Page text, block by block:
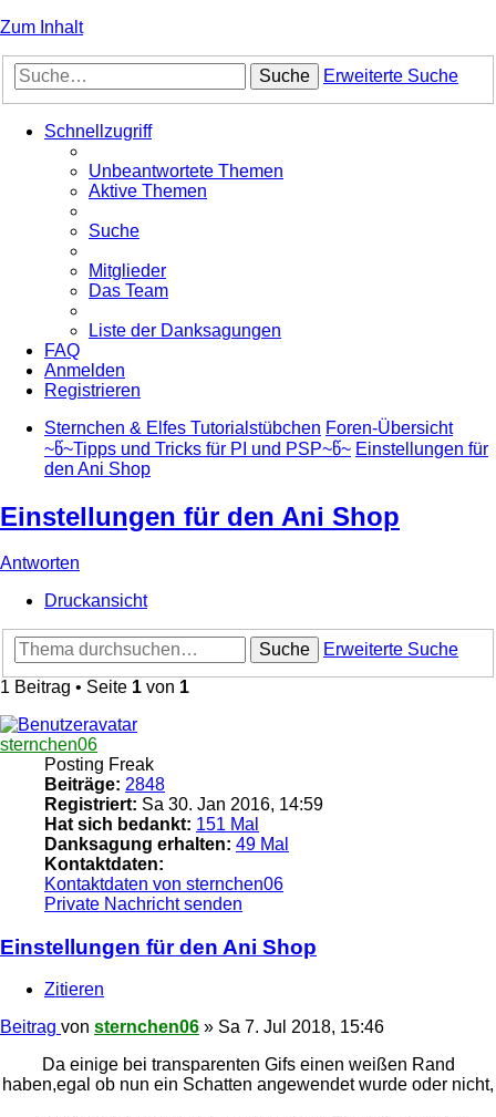
Zum Inhalt
Suche Erweiterte Suche
Schnellzugriff
Unbeantwortete Themen
Aktive Themen
Suche
Mitglieder
Das Team
Liste der Danksagungen
FAQ
Anmelden
Registrieren
Sternchen & Elfes Tutorialstübchen Foren-Übersicht
~წ~Tipps und Tricks für PI und PSP~წ~ Einstellungen für
den Ani Shop
Einstellungen für den Ani Shop
Antworten
Druckansicht
Suche
Erweiterte Suche
1 Beitrag • Seite 1 von 1
sternchen06
Posting Freak
Beiträge: 2848
Registriert: Sa 30. Jan 2016, 14:59
Hat sich bedankt: 151 Mal
Danksagung erhalten: 49 Mal
Kontaktdaten:
Kontaktdaten von sternchen06
Private Nachricht senden
Einstellungen für den Ani Shop
Zitieren
Beitrag von sternchen06 » Sa 7. Jul 2018, 15:46
Da einige bei transparenten Gifs einen weißen Rand
haben,egal ob nun ein Schatten angewendet wurde oder nicht,